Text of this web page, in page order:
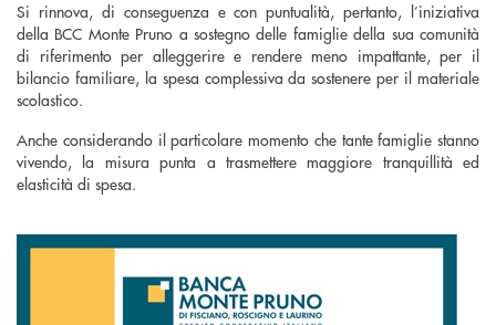
Si rinnova, di conseguenza e con puntualità, pertanto, l’iniziativa
della BCC Monte Pruno a sostegno delle famiglie della sua comunità
di riferimento per alleggerire e rendere meno impattante, per il
bilancio familiare, la spesa complessiva da sostenere per il materiale
scolastico.
Anche considerando il particolare momento che tante famiglie stanno
vivendo, la misura punta a trasmettere maggiore tranquillità ed
elasticità di spesa.